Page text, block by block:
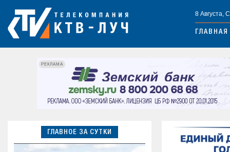
8 Августа,
ГЛАВНАЯ
РЕКЛАМА
ГЛАВНОЕ ЗА СУТКИ